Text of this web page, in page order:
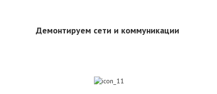
Демонтируем сети и коммуникации